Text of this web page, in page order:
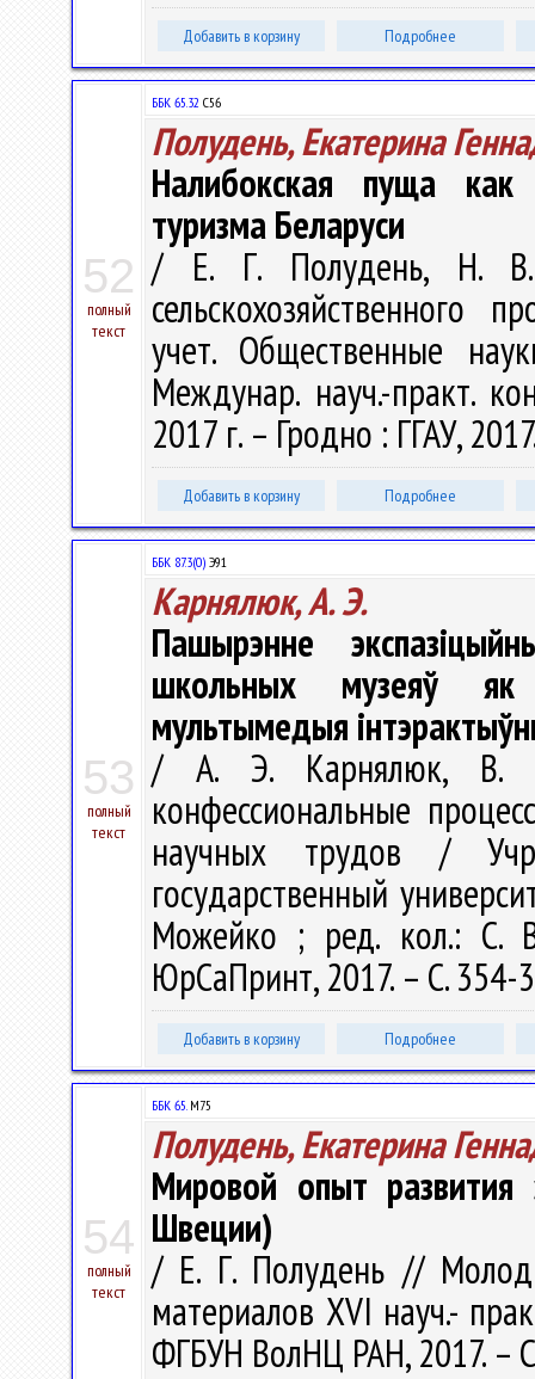
Добавить в корзину Подробнее
52
полный
текст
ББК 65.32 С56
Полудень, Екатерина
Налибокская пуща как
туризма Беларуси
/ Е. Г. Полудень, Н. В.
сельскохозяйственного
учет. Общественные
Междунар. науч.-практ.
2017 г. – Гродно : ГГАУ,
Добавить в корзину Подробнее
53
полный
текст
ББК 87.3(0) Э91
Карнялюк, А. Э.
Пашырэнне
школьных музеяў як
мультымедыя
/ А. Э. Карнялюк, В.
конфессиональные
научных трудов /
государственный
Можейко ; ред. кол.: С.
ЮрСаПринт, 2017. – С. 354-
Добавить в корзину Подробнее
54
полный
текст
ББК 65.М75
Полудень, Екатерина
Мировой опыт развития
Швеции)
/ Е. Г. Полудень //
материалов XVI науч.-
ФГБУН ВолНЦ РАН, 2017. –